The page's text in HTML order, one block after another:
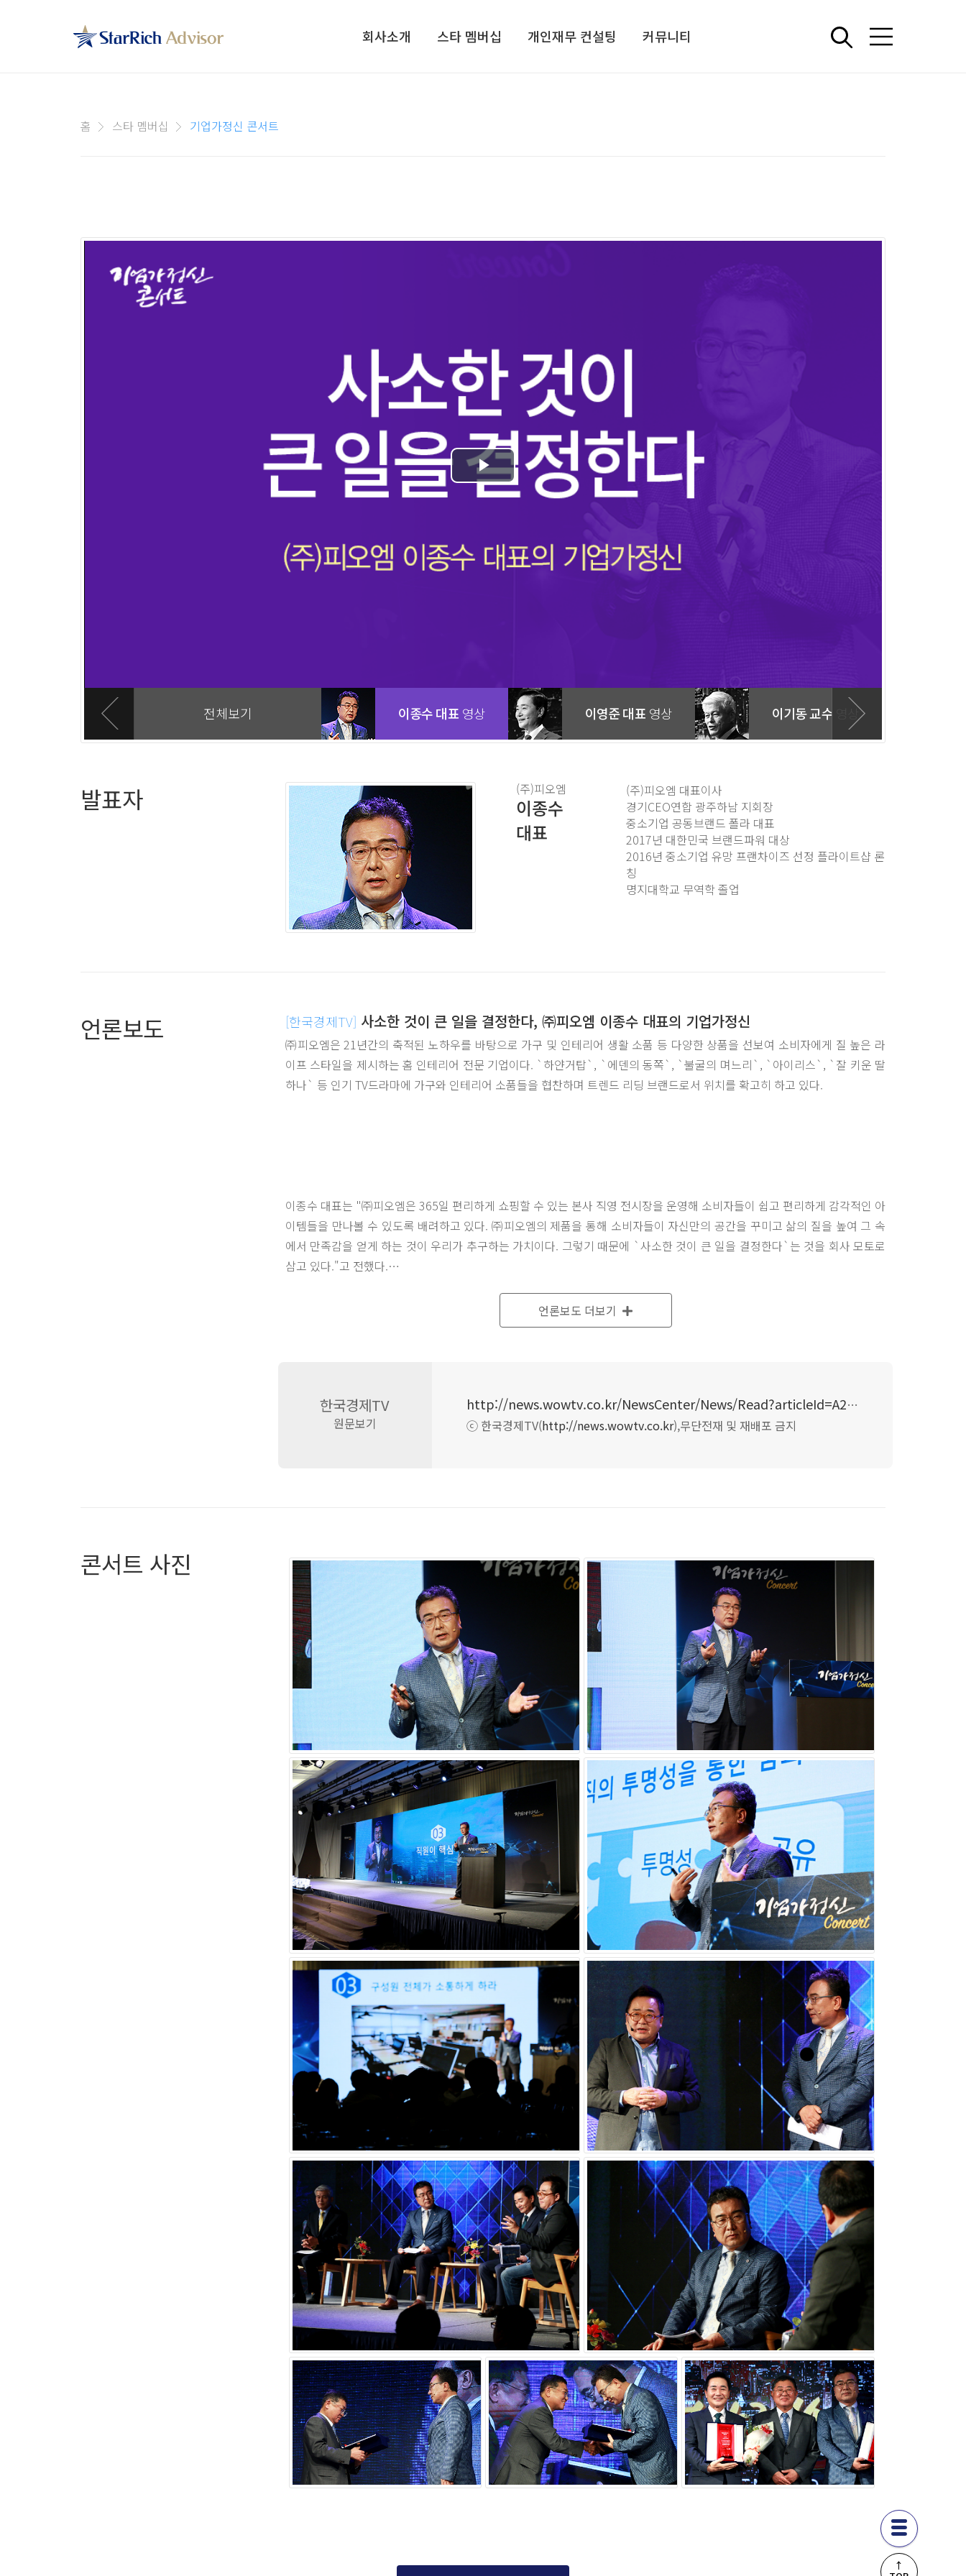
회사소개 스타 멤버십
스타리치 시니어 채널
개인재무 컨설팅 커뮤니티
홈 스타 멤버십 기업가정신 콘서트
전체보기 이종수 대표 영상 이영준 대표 영상 이기동 교수 영상
발표자 (주)피오엠
이종수
대표
(주)피오엠 대표이사
경기CEO연합 광주하남 지회장
중소기업 공동브랜드 폴라 대표
2017년 대한민국 브랜드파워 대상
2016년 중소기업 유망 프랜차이즈 선정 플라이트샵 론
칭
명지대학교 무역학 졸업
언론보도 [한국경제TV] 사소한 것이 큰 일을 결정한다, ㈜피오엠 이종수 대표의 기업가정신
㈜피오엠은 21년간의 축적된 노하우를 바탕으로 가구 및 인테리어 생활 소품 등 다양한 상품을 선보여 소비자에게 질 높은 라
이프 스타일을 제시하는 홈 인테리어 전문 기업이다. `하얀거탑`, `에덴의 동쪽`, `불굴의 며느리`, `아이리스`, `잘 키운 딸
하나` 등 인기 TV드라마에 가구와 인테리어 소품들을 협찬하며 트렌드 리딩 브랜드로서 위치를 확고히 하고 있다.
이종수 대표는 "㈜피오엠은 365일 편리하게 쇼핑할 수 있는 본사 직영 전시장을 운영해 소비자들이 쉽고 편리하게 감각적인 아
이템들을 만나볼 수 있도록 배려하고 있다. ㈜피오엠의 제품을 통해 소비자들이 자신만의 공간을 꾸미고 삶의 질을 높여 그 속
에서 만족감을 얻게 하는 것이 우리가 추구하는 가치이다. 그렇기 때문에 `사소한 것이 큰 일을 결정한다`는 것을 회사 모토로
삼고 있다."고 전했다.
이 대표는 "우리 회사는 새로운 상품을 판매하기 전에 시장의 니즈를 먼저 파악하고, 상품 기획을 시작한다. 그 후 경쟁력 있는
생산공장을 찾아 샘플 제작을 하고 상품이 경쟁력 있다고 판단하면, 직접 생산에 돌입한다. 상품을 개발하는데 3개월, 개발한 상
30여 년 동안 홈 인테리어 생활용품을 OEM 방식으로 생산하는 국내 유통업 중 제조공장은 대부분이 중소기업으로 지금은 사
라지고 없다고 한다. 그리고 과거 이 대표가 근무했던 4곳의 회사들도 마찬가지였다.
당시 큰 목적과 특별한 포부는 없었다고 한다. 다만, 회사를 운영하게 되면 이전에 다녔던 회사 대표들의 단점은 수정하고, 장점
은 본받아 좀더 나은 회사를 만드는 정도였다고 한다. 중소기업의 근무경력 10여 년, 중소기업 운영 경력 20년. 합이 30년이 넘
게 중소기업에 몸담고 살아온 이 대표는 `중소기업 경영자의 공통적인 기업가정신은 무엇일까`에 대한 많은 고민을 했었다.
이 대표는 "회사를 운영함에 있어 CEO의 가장 중요한 덕목은 `직원을 사랑하는 마음`을 지니는 것이라 생각한다. 나의 인생에
서 하루 8시간 이상 함께 하면서 함께 땀 흘리고, 꿈을 꾸는 진정한 식구들이기 때문이다. 우리 직원들은 그런 대우를 받을 가치
가 있는 사람들이다. 갈수록 힘들어지는 경쟁 속에서 나의 목표는 직원들에게 좋은 사장이 되는 것, 그리고 근무하기 좋은 회사
가 되는 것이다."고 강조했다.
업종에 따라 기업의 경영 포인트가 각기 다를 것이다. 대기업과 중소기업이 생각하는 기업가정신 역시 다를 것이다. 하지만 직
원을 사랑하는 CEO의 마인드는 모든 기업인들이 공통적으로 가져야 하는 자세임은 분명하다. 직원들을 행복하게 하는 것, 나아
가 그 기업을 더욱 경쟁력 있게 만들어 창립 CEO가 물러난 이후에도 그 기업이 오래 지속될 수 있도록 굳건하게 만드는 것이 이
대표가 추구하는 기업가정신이다.
이 대표는 "저는 이 통쾌의 `통`자가 통할 `통`이라고 생각했다. 그런데 얼마 전 이 통쾌라는 한자가 아플 `통`과 쾌할 `쾌`
로 구성되어 있다는 것을 뒤늦게 알았다. 아픈 다음에 쾌감이 온다는 말인 것이다. 즉 진짜 짜릿함은 큰 고통 뒤에 온다는 뜻이
다. ㈜피오엠은 그 짜릿함을 기대하면서 오늘의 고통을 즐기려고 한다. 본 강연에 참석하신 중소기업 CEO 여러분, 그리고 CEO
여러분과 함께 일하는 중소기업 직원 여러분 모두 `통쾌`하길 바란다."며 강의를 마쳤다.
기업을 움직이는 기업가정신은 기업문화에서 비롯된다. 기업의 규모 성장에만 치우치면 장수기업의 대열에 합류하기 어렵다.
창업주의 경영 노하우와 철학을 제대로 계승하고 기업의 DNA와 핵심가치를 유지하는 힘이 있어야 100년 기업으로 발돋움할
수 있다.
기업가정신협회는 기업을 움직이는 기업가정신은 기업문화에서 비롯되며 기업이 성장에만 치우치면 장수기업의 대열에 합류
하기 어렵다는 점에 착안하여 창업주의 경영 노하우와 철학을 제대로 계승하고 기업의 DNA와 핵심가치를 유지하는 힘이 있어
야 100년 기업으로 발돋움할 수 있다는 취지에서 ㈜스타리치 어드바이져, 한국경제TV와 함께 기업가정신 콘서트를 열고 있다.
`시즌3 제1회 김영세의 기업가정신 콘서트`의 생생한 현장은 오는 9월 23일(일) 오후 4시에 한국경제TV를 통해 확인할 수 있
으며, 9월 24일(월) 오전 6시, 오후 12시, 9월 25일(화) 오후 3시에 재방송될 예정이며, `김영세의 기업가정신 콘서트`의 강연
과 `기업가정신협회` 회원가입, `스타리치 CEO 기업가정신 플랜` 상담을 희망한다면 기업가정신협회와 ㈜스타리치 어드바
이져로 문의하면 된다.
언론보도 더보기
한국경제TV
원문보기
http://news.wowtv.co.kr/NewsCenter/News/Read?articleId=A201809210462&t=NN
ⓒ 한국경제TV(http://news.wowtv.co.kr),무단전재 및 재배포 금지
콘서트 사진
↑